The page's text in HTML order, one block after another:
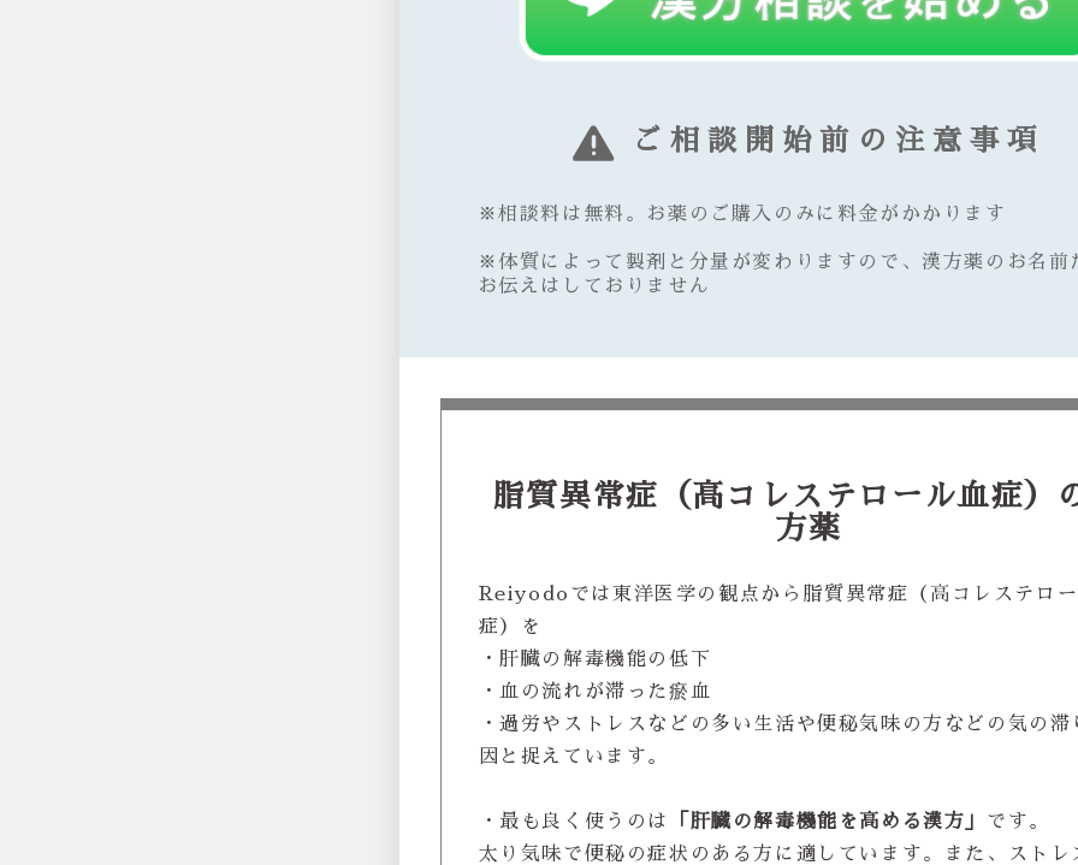
ご相談開始前の注意事項
※相談料は無料。お薬のご購入のみに料金がかかります
※体質によって製剤と分量が変わりますので、漢方薬のお名前
お伝えはしておりません
脂質異常症（高コレステロール血症）
方薬
Reiyodoでは東洋医学の観点から脂質異常症（高コレステロ
症）を
・肝臓の解毒機能の低下
・血の流れが滞った瘀血
・過労やストレスなどの多い生活や便秘気味の方などの気の滞
因と捉えています。
・最も良く使うのは 「肝臓の解毒機能を高める漢方」 です。
太り気味で便秘の症状のある方に適しています。また、ストレ